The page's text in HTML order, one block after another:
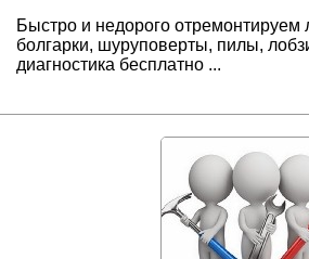
Быстро и недорого
болгарки, шуруповерты, пилы,
диагностика бесплатно ...